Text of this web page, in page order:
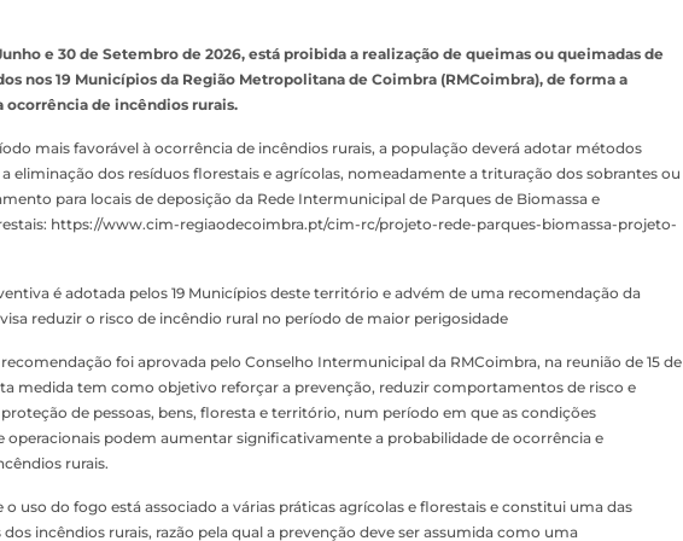
e 30 de Setembro de 2026, está proibida a realização de queimas ou queimadas de
nos 19 Municípios da Região Metropolitana de Coimbra (RMCoimbra), de forma a
ocorrência de incêndios rurais.
mais favorável à ocorrência de incêndios rurais, a população deverá adotar métodos
eliminação dos resíduos florestais e agrícolas, nomeadamente a trituração dos sobrantes ou
para locais de deposição da Rede Intermunicipal de Parques de Biomassa e
https://www.cim-regiaodecoimbra.pt/cim-rc/projeto-rede-parques-biomassa-projeto-
é adotada pelos 19 Municípios deste território e advém de uma recomendação da
reduzir o risco de incêndio rural no período de maior perigosidade
foi aprovada pelo Conselho Intermunicipal da RMCoimbra, na reunião de 15 de
medida tem como objetivo reforçar a prevenção, reduzir comportamentos de risco e
de pessoas, bens, floresta e território, num período em que as condições
operacionais podem aumentar significativamente a probabilidade de ocorrência e
rurais.
o uso do fogo está associado a várias práticas agrícolas e florestais e constitui uma das
dos incêndios rurais, razão pela qual a prevenção deve ser assumida como uma